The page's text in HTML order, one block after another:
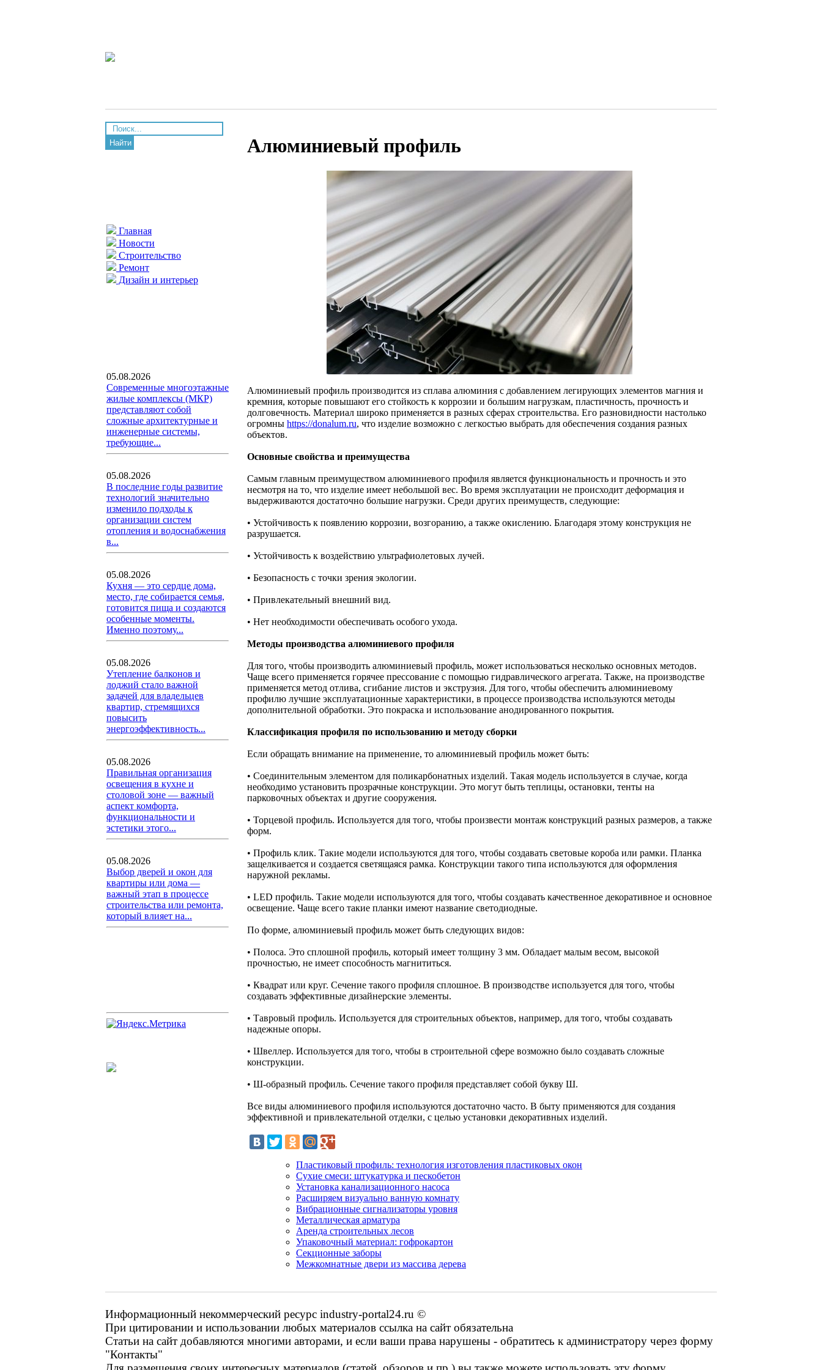
Найти
Главная
Новости
Строительство
Ремонт
Дизайн и интерьер
05.08.2026
Современные многоэтажные
жилые комплексы (МКР)
представляют собой
сложные архитектурные и
инженерные системы,
требующие...
05.08.2026
В последние годы развитие
технологий значительно
изменило подходы к
организации систем
отопления и водоснабжения
в...
05.08.2026
Кухня — это сердце дома,
место, где собирается семья,
готовится пища и создаются
особенные моменты.
Именно поэтому...
05.08.2026
Утепление балконов и
лоджий стало важной
задачей для владельцев
квартир, стремящихся
повысить
энергоэффективность...
05.08.2026
Правильная организация
освещения в кухне и
столовой зоне — важный
аспект комфорта,
функциональности и
эстетики этого...
05.08.2026
Выбор дверей и окон для
квартиры или дома —
важный этап в процессе
строительства или ремонта,
который влияет на...
Алюминиевый профиль
Алюминиевый профиль производится из сплава алюминия с добавлением легирующих элементов магния и
кремния, которые повышают его стойкость к коррозии и большим нагрузкам, пластичность, прочность и
долговечность. Материал широко применяется в разных сферах строительства. Его разновидности настолько
огромны https://donalum.ru, что изделие возможно с легкостью выбрать для обеспечения создания разных
объектов.
Основные свойства и преимущества
Самым главным преимуществом алюминиевого профиля является функциональность и прочность и это
несмотря на то, что изделие имеет небольшой вес. Во время эксплуатации не происходит деформация и
выдерживаются достаточно большие нагрузки. Среди других преимуществ, следующие:
• Устойчивость к появлению коррозии, возгоранию, а также окислению. Благодаря этому конструкция не
разрушается.
• Устойчивость к воздействию ультрафиолетовых лучей.
• Безопасность с точки зрения экологии.
• Привлекательный внешний вид.
• Нет необходимости обеспечивать особого ухода.
Методы производства алюминиевого профиля
Для того, чтобы производить алюминиевый профиль, может использоваться несколько основных методов.
Чаще всего применяется горячее прессование с помощью гидравлического агрегата. Также, на производстве
применяется метод отлива, сгибание листов и экструзия. Для того, чтобы обеспечить алюминиевому
профилю лучшие эксплуатационные характеристики, в процессе производства используются методы
дополнительной обработки. Это покраска и использование анодированного покрытия.
Классификация профиля по использованию и методу сборки
Если обращать внимание на применение, то алюминиевый профиль может быть:
• Соединительным элементом для поликарбонатных изделий. Такая модель используется в случае, когда
необходимо установить прозрачные конструкции. Это могут быть теплицы, остановки, тенты на
парковочных объектах и другие сооружения.
• Торцевой профиль. Используется для того, чтобы произвести монтаж конструкций разных размеров, а также
форм.
• Профиль клик. Такие модели используются для того, чтобы создавать световые короба или рамки. Планка
защелкивается и создается светящаяся рамка. Конструкции такого типа используются для оформления
наружной рекламы.
• LED профиль. Такие модели используются для того, чтобы создавать качественное декоративное и основное
освещение. Чаще всего такие планки имеют название светодиодные.
По форме, алюминиевый профиль может быть следующих видов:
• Полоса. Это сплошной профиль, который имеет толщину 3 мм. Обладает малым весом, высокой
прочностью, не имеет способность магнититься.
• Квадрат или круг. Сечение такого профиля сплошное. В производстве используется для того, чтобы
создавать эффективные дизайнерские элементы.
• Тавровый профиль. Используется для строительных объектов, например, для того, чтобы создавать
надежные опоры.
• Швеллер. Используется для того, чтобы в строительной сфере возможно было создавать сложные
конструкции.
• Ш-образный профиль. Сечение такого профиля представляет собой букву Ш.
Все виды алюминиевого профиля используются достаточно часто. В быту применяются для создания
эффективной и привлекательной отделки, с целью установки декоративных изделий.
Пластиковый профиль: технология изготовления пластиковых окон
Сухие смеси: штукатурка и пескобетон
Установка канализационного насоса
Расширяем визуально ванную комнату
Вибрационные сигнализаторы уровня
Металлическая арматура
Аренда строительных лесов
Упаковочный материал: гофрокартон
Секционные заборы
Межкомнатные двери из массива дерева
Информационный некоммерческий ресурс industry-portal24.ru ©
При цитировании и использовании любых материалов ссылка на сайт обязательна
Статьи на сайт добавляются многими авторами, и если ваши права нарушены - обратитесь к администратору через форму
"Контакты"